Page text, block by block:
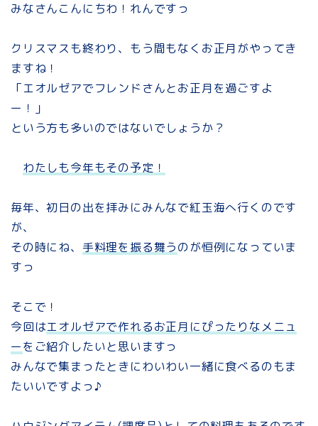
e
e
o
k
e
y
y
n
みなさんこんにちわ！れんですっ
クリスマスも終わり、もう間もなくお正月がやってき
ますね！
「エオルゼアでフレンドさんとお正月を過ごすよ
ー！」
という方も多いのではないでしょうか？
わたしも今年もその予定！
毎年、初日の出を拝みにみんなで紅玉海へ行くのです
が、
その時にね、 手料理を振る舞うのが恒例になっていま
すっ
そこで！
今回はエオルゼアで作れるお正月にぴったりなメニュ
ーをご紹介したいと思いますっ
みんなで集まったときにわいわい一緒に食べるのもま
たいいですよっ♪